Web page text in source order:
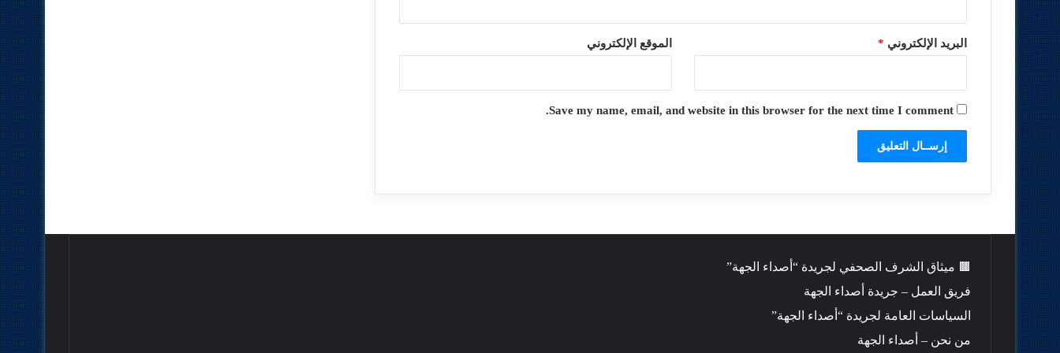
البريد الإلكتروني * الموقع الإلكتروني
Save my name, email, and website in this browser for the next time I comment.
🟫 ميثاق الشرف الصحفي لجريدة “أصداء الجهة”
فريق العمل – جريدة أصداء الجهة
السياسات العامة لجريدة “أصداء الجهة”
من نحن – أصداء الجهة